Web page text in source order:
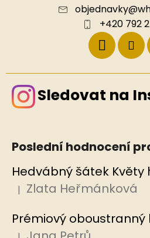
objednavky@
+420 792
Sledovat na
Poslední hodnocení
Hodnocení produktu je 5 z 5
| Zlata Heřmánková